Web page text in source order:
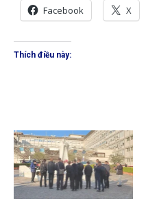
Facebook X
Thích điều này: